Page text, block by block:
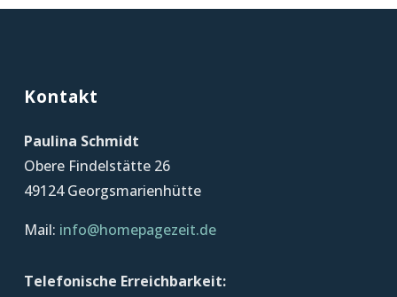
Kontakt
Paulina Schmidt
Obere Findelstätte 26
49124 Georgsmarienhütte
Mail: info@homepagezeit.de
Telefonische Erreichbarkeit: